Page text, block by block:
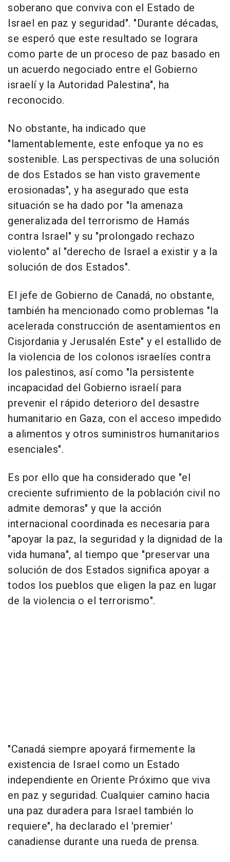
soberano que conviva con el Estado de
Israel en paz y seguridad". "Durante décadas,
se esperó que este resultado se lograra
como parte de un proceso de paz basado en
un acuerdo negociado entre el Gobierno
israelí y la Autoridad Palestina", ha
reconocido.
No obstante, ha indicado que
"lamentablemente, este enfoque ya no es
sostenible. Las perspectivas de una solución
de dos Estados se han visto gravemente
erosionadas", y ha asegurado que esta
situación se ha dado por "la amenaza
generalizada del terrorismo de Hamás
contra Israel" y su "prolongado rechazo
violento" al "derecho de Israel a existir y a la
solución de dos Estados".
El jefe de Gobierno de Canadá, no obstante,
también ha mencionado como problemas "la
acelerada construcción de asentamientos en
Cisjordania y Jerusalén Este" y el estallido de
la violencia de los colonos israelíes contra
los palestinos, así como "la persistente
incapacidad del Gobierno israelí para
prevenir el rápido deterioro del desastre
humanitario en Gaza, con el acceso impedido
a alimentos y otros suministros humanitarios
esenciales".
Es por ello que ha considerado que "el
creciente sufrimiento de la población civil no
admite demoras" y que la acción
internacional coordinada es necesaria para
"apoyar la paz, la seguridad y la dignidad de la
vida humana", al tiempo que "preservar una
solución de dos Estados significa apoyar a
todos los pueblos que eligen la paz en lugar
de la violencia o el terrorismo".
"Canadá siempre apoyará firmemente la
existencia de Israel como un Estado
independiente en Oriente Próximo que viva
en paz y seguridad. Cualquier camino hacia
una paz duradera para Israel también lo
requiere", ha declarado el 'premier'
canadiense durante una rueda de prensa.